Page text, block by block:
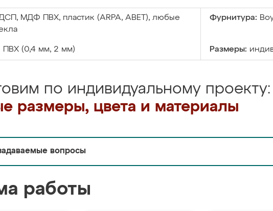
МДФ ПВХ, пластик (ARPA, ABET), любые
Фурнитура:
ПВХ (0,4 мм, 2 мм) Размеры:
по индивидуальному проекту:
размеры, цвета и материалы
вопросы
работы